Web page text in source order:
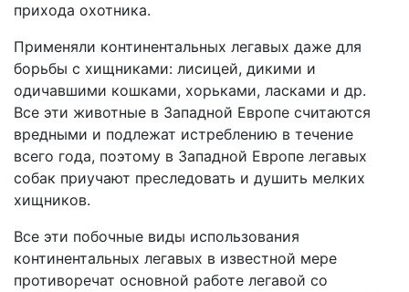
прихода охотника.
Применяли континентальных легавых даже для
борьбы с хищниками: лисицей, дикими и
одичавшими кошками, хорьками, ласками и др.
Все эти животные в Западной Европе считаются
вредными и подлежат истреблению в течение
всего года, поэтому в Западной Европе легавых
собак приучают преследовать и душить мелких
хищников.
Все эти побочные виды использования
континентальных легавых в известной мере
противоречат основной работе легавой со